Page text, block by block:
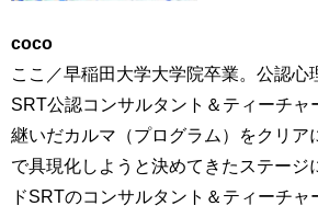
coco
ここ／早稲田大学大学院卒業。公認心
SRT公認コンサルタント＆ティーチャ
継いだカルマ（プログラム）をクリア
で具現化しようと決めてきたステージ
ドSRTのコンサルタント＆ティーチ